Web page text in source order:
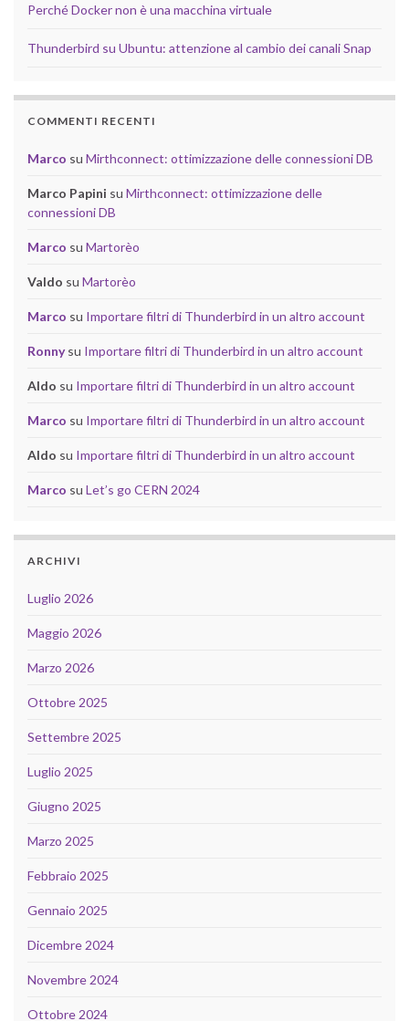
Perché Docker non è una macchina virtuale
Thunderbird su Ubuntu: attenzione al cambio dei canali Snap
COMMENTI RECENTI
Marco su Mirthconnect: ottimizzazione delle connessioni DB
Marco Papini su Mirthconnect: ottimizzazione delle
connessioni DB
Marco su Martorèo
Valdo su Martorèo
Marco su Importare filtri di Thunderbird in un altro account
Ronnysu Importare filtri di Thunderbird in un altro account
Aldo su Importare filtri di Thunderbird in un altro account
Marco su Importare filtri di Thunderbird in un altro account
Aldo su Importare filtri di Thunderbird in un altro account
Marco su Let’s go CERN 2024
ARCHIVI
Luglio 2026
Maggio 2026
Marzo 2026
Ottobre 2025
Settembre 2025
Luglio 2025
Giugno 2025
Marzo 2025
Febbraio 2025
Gennaio 2025
Dicembre 2024
Novembre 2024
Ottobre 2024